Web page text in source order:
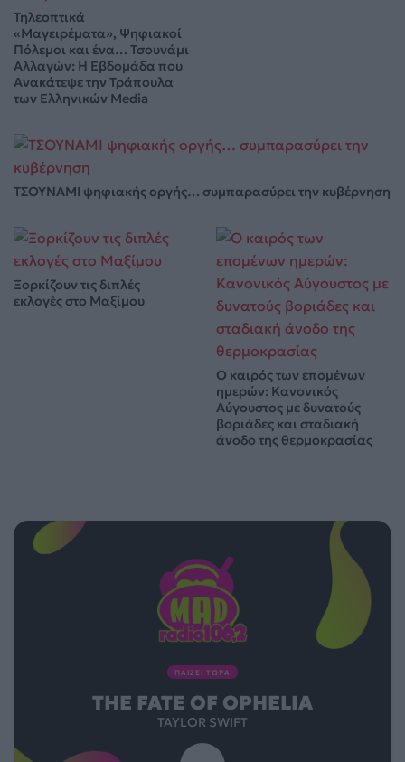
Τηλεοπτικά
«Μαγειρέματα», Ψηφιακοί
Πόλεμοι και ένα… Τσουνάμι
Αλλαγών: Η Εβδομάδα που
Ανακάτεψε την Τράπουλα
των Ελληνικών Media
ΤΣΟΥΝΑΜΙ ψηφιακής οργής… συμπαρασύρει την κυβέρνηση
Ξορκίζουν τις διπλές
εκλογές στο Μαξίμου
Ο καιρός των επομένων
ημερών: Κανονικός
Αύγουστος με δυνατούς
βοριάδες και σταδιακή
άνοδο της θερμοκρασίας
ΠΑΙΖΕΙ ΤΩΡΑ
THE FATE OF OPHELIA
TAYLOR SWIFT